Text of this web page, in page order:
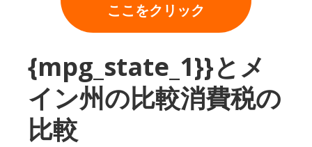
ここをクリック
{mpg_state_1}}とメ
イン州の比較消費税の
比較